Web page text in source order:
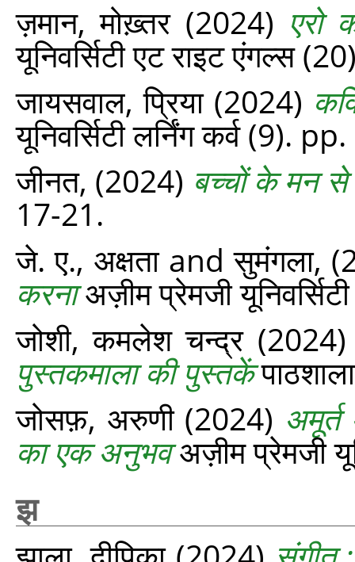
ज़मान, मोख़्तर(2024) एरो
यूनिवर्सिटी एट राइट एंगल्‍स
जायसवाल, प्रिया(2024)
यूनिवर्सिटी लर्निंग कर्व (9).
जीनत, (2024) बच्चों के मन
17-21.
जे. ए., अक्षताandसुमंगला,
करनाअज़ीम प्रेमजी
जोशी, कमलेश चन्‍द्र
पुस्तकमाला की पुस्तकें
जोसफ़, अरुणी(2024)
का एक अनुभवअज़ीम प्रेमजी
झ